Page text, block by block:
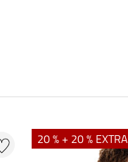
20 % + 20 % EXTRA